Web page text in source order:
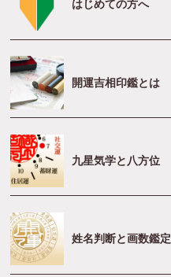
はじめての方へ
開運吉相印鑑とは
九星気学と八方位
姓名判断と画数鑑定